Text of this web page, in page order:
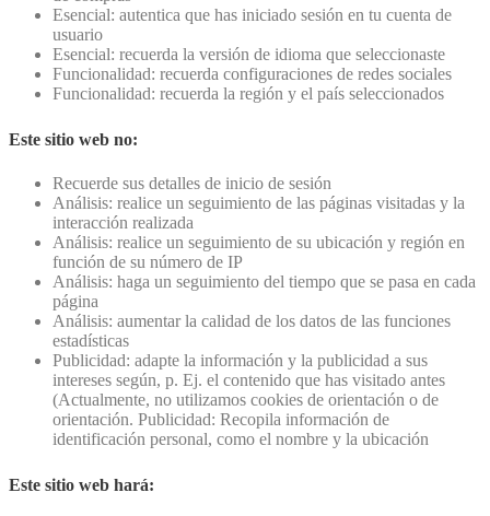
Esencial: autentica que has iniciado sesión en tu cuenta de
usuario
Esencial: recuerda la versión de idioma que seleccionaste
Funcionalidad: recuerda configuraciones de redes sociales
Funcionalidad: recuerda la región y el país seleccionados
Este sitio web no:
Recuerde sus detalles de inicio de sesión
Análisis: realice un seguimiento de las páginas visitadas y la
interacción realizada
Análisis: realice un seguimiento de su ubicación y región en
función de su número de IP
Análisis: haga un seguimiento del tiempo que se pasa en cada
página
Análisis: aumentar la calidad de los datos de las funciones
estadísticas
Publicidad: adapte la información y la publicidad a sus
intereses según, p. Ej. el contenido que has visitado antes
(Actualmente, no utilizamos cookies de orientación o de
orientación. Publicidad: Recopila información de
identificación personal, como el nombre y la ubicación
Este sitio web hará: